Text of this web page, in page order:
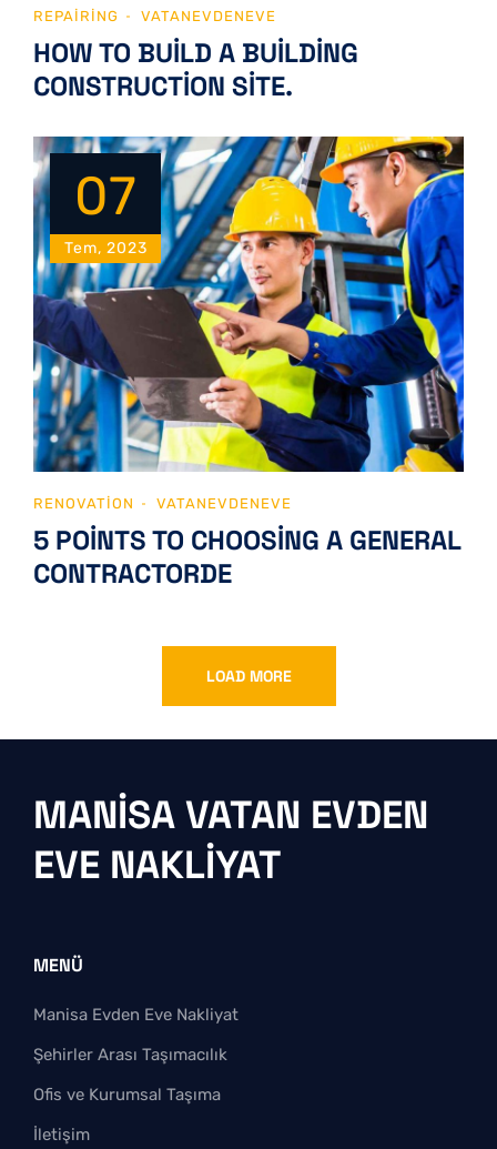
REPAIRING VATANEVDENEVE
HOW TO BUILD A BUILDING
CONSTRUCTION SITE.
07
Tem, 2023
RENOVATION VATANEVDENEVE
5 POINTS TO CHOOSING A GENERAL
CONTRACTORDE
LOAD MORE
MANISA VATAN EVDEN
EVE NAKLIYAT
MENÜ
Manisa Evden Eve Nakliyat
Şehirler Arası Taşımacılık
Ofis ve Kurumsal Taşıma
İletişim